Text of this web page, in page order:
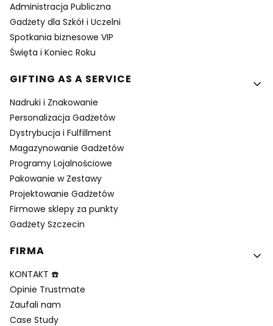
Administracja Publiczna
Gadżety dla Szkół i Uczelni
Spotkania biznesowe VIP
Święta i Koniec Roku
GIFTING AS A SERVICE
Nadruki i Znakowanie
Personalizacja Gadżetów
Dystrybucja i Fulfillment
Magazynowanie Gadżetów
Programy Lojalnościowe
Pakowanie w Zestawy
Projektowanie Gadżetów
Firmowe sklepy za punkty
Gadżety Szczecin
FIRMA
KONTAKT ☎️
Opinie Trustmate
Zaufali nam
Case Study